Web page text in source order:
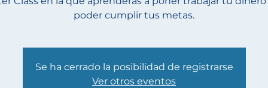
poder cumplir tus metas.
Se ha cerrado la posibilidad de registrarse
Ver otros eventos